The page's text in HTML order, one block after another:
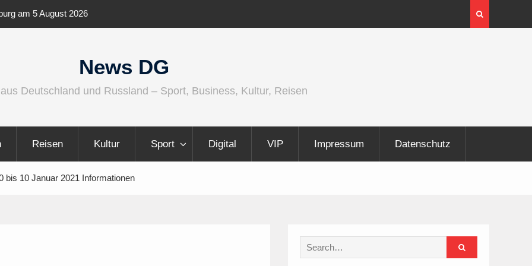
und
InnoTrans 2026 zeigt Technologien für die
Elektrifizierung der Schiene
News DG
Deutschland und Russland – Sport, Business, Kultur, Reisen
Reisen Kultur Sport Digital VIP Impressum Datenschutz
bis 10 Januar 2021 Informationen
Search
for: